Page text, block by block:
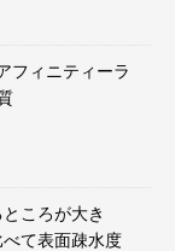
フィニティーラ
ころが大き
て表面疎水度